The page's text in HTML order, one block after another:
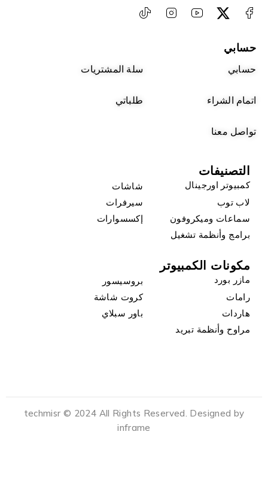
حسابي
حسابي سلة المشتريات
اتمام الشراء طلباتي
تواصل معنا
التصنيفات
كمبيوتر اورجينال
شاشات
لاب توب
سيرفرات
سماعات وميكروفون
إكسسوارات
برامج وأنظمة تشغيل
مكونات الكمبيوتر
مازر بورد
بروسيسور
رامات
كروت شاشة
هاردات
باور سبلاي
مراوح وأنظمة تبريد
techmisr © 2024 All Rights Reserved. Designed by
inframe